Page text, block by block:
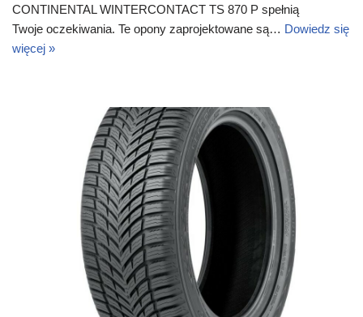
CONTINENTAL WINTERCONTACT TS 870 P spełnią
Twoje oczekiwania. Te opony zaprojektowane są… Dowiedz się
więcej »